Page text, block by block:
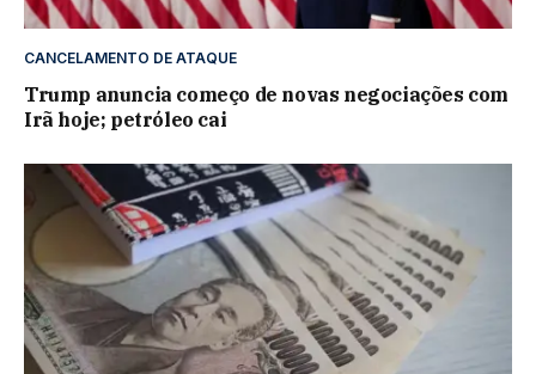
CANCELAMENTO DE ATAQUE
Trump anuncia começo de novas negociações com
Irã hoje; petróleo cai